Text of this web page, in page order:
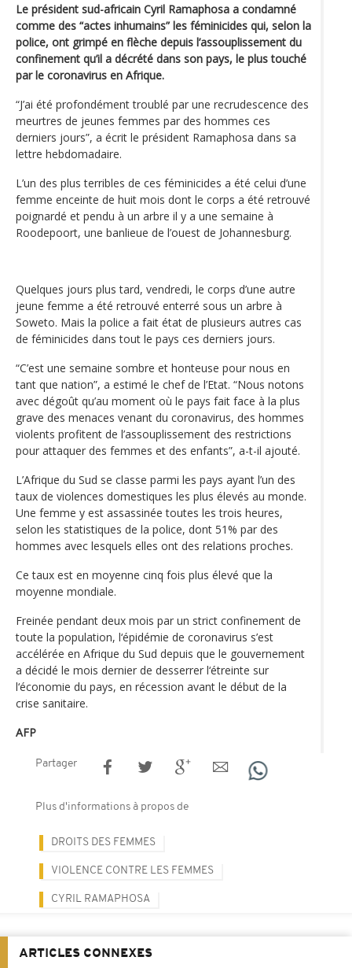
Le président sud-africain Cyril Ramaphosa a condamné
comme des “actes inhumains” les féminicides qui, selon la
police, ont grimpé en flèche depuis l’assouplissement du
confinement qu’il a décrété dans son pays, le plus touché
par le coronavirus en Afrique.
“J’ai été profondément troublé par une recrudescence des
meurtres de jeunes femmes par des hommes ces
derniers jours”, a écrit le président Ramaphosa dans sa
lettre hebdomadaire.
L’un des plus terribles de ces féminicides a été celui d’une
femme enceinte de huit mois dont le corps a été retrouvé
poignardé et pendu à un arbre il y a une semaine à
Roodepoort, une banlieue de l’ouest de Johannesburg.
Quelques jours plus tard, vendredi, le corps d’une autre
jeune femme a été retrouvé enterré sous un arbre à
Soweto. Mais la police a fait état de plusieurs autres cas
de féminicides dans tout le pays ces derniers jours.
“C’est une semaine sombre et honteuse pour nous en
tant que nation”, a estimé le chef de l’Etat. “Nous notons
avec dégoût qu’au moment où le pays fait face à la plus
grave des menaces venant du coronavirus, des hommes
violents profitent de l’assouplissement des restrictions
pour attaquer des femmes et des enfants”, a-t-il ajouté.
L’Afrique du Sud se classe parmi les pays ayant l’un des
taux de violences domestiques les plus élevés au monde.
Une femme y est assassinée toutes les trois heures,
selon les statistiques de la police, dont 51% par des
hommes avec lesquels elles ont des relations proches.
Ce taux est en moyenne cinq fois plus élevé que la
moyenne mondiale.
Freinée pendant deux mois par un strict confinement de
toute la population, l‘épidémie de coronavirus s’est
accélérée en Afrique du Sud depuis que le gouvernement
a décidé le mois dernier de desserrer l‘étreinte sur
l‘économie du pays, en récession avant le début de la
crise sanitaire.
AFP
Partager
Plus d'informations à propos de
DROITS DES FEMMES
VIOLENCE CONTRE LES FEMMES
CYRIL RAMAPHOSA
ARTICLES CONNEXES